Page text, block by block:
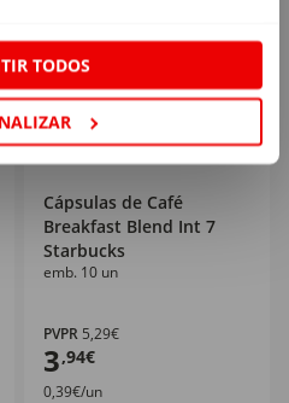
TODOS
Cápsulas de Café
Breakfast Blend Int 7
Starbucks
emb. 10 un
PVPR 5,29€
3,94€
0,39€/un